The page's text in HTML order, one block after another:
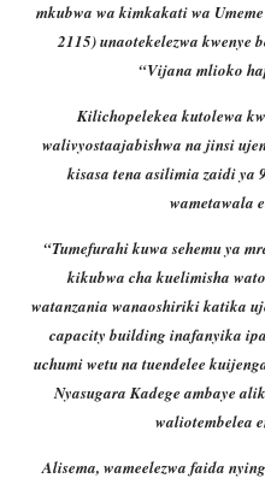
mkubwa wa kimkakati wa
2115) unaotekelezwa kwenye
“Vijana mlioko
Kilichopelekea kutolewa
walivyostaajabishwa na jinsi
kisasa tena asilimia zaidi ya
wametawala
“Tumefurahi kuwa sehemu ya
kikubwa cha kuelimisha
watanzania wanaoshiriki katika
capacity building inafanyika
uchumi wetu na tuendelee
Nyasugara Kadege ambaye
waliotembelea
Alisema, wameelezwa faida